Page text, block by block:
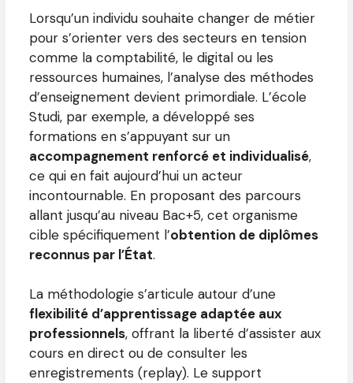
Lorsqu’un individu souhaite changer de métier
pour s’orienter vers des secteurs en tension
comme la comptabilité, le digital ou les
ressources humaines, l’analyse des méthodes
d’enseignement devient primordiale. L’école
Studi, par exemple, a développé ses
formations en s’appuyant sur un
accompagnement renforcé et individualisé,
ce qui en fait aujourd’hui un acteur
incontournable. En proposant des parcours
allant jusqu’au niveau Bac+5, cet organisme
cible spécifiquement l’obtention de diplômes
reconnus par l’État.
La méthodologie s’articule autour d’une
flexibilité d’apprentissage adaptée aux
professionnels, offrant la liberté d’assister aux
cours en direct ou de consulter les
enregistrements (replay). Le support